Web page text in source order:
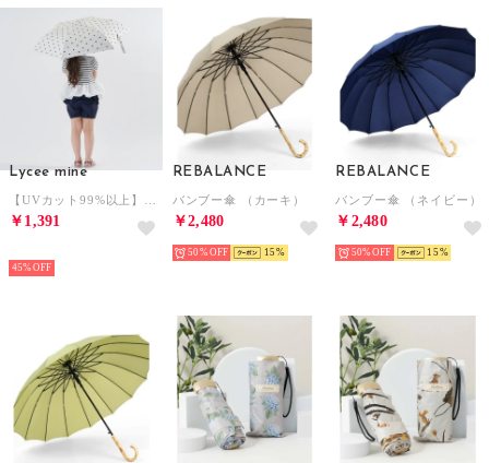
Lycee mine
￥1,391
45%
REBALANCE
バンブー傘 （カーキ）
￥2,480
50% 15
REBALANCE
バンブー傘 （ネイビー）
￥2,480
50% 15